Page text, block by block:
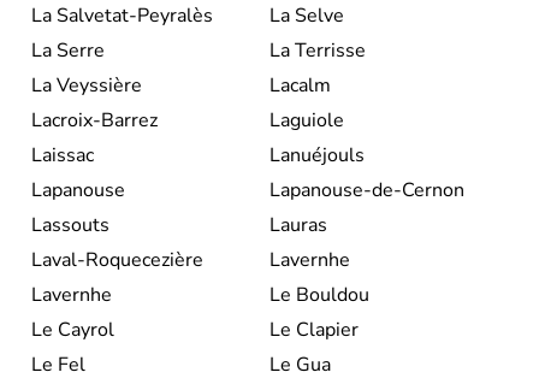
La Salvetat-Peyralès
La Selve
La Serre
La Terrisse
La Veyssière
Lacalm
Lacroix-Barrez
Laguiole
Laissac
Lanuéjouls
Lapanouse
Lapanouse-de-Cernon
Lassouts
Lauras
Laval-Roquecezière
Lavernhe
Lavernhe
Le Bouldou
Le Cayrol
Le Clapier
Le Fel
Le Gua